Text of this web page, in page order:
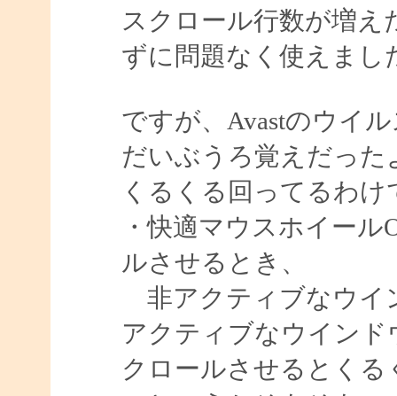
スクロール行数が増
ずに問題なく使えまし
ですが、Avastのウイ
だいぶうろ覚えだっ
くるくる回ってるわ
・快適マウスホイー
ルさせるとき、
非アクティブなウイ
アクティブなウイン
クロールさせるとくる